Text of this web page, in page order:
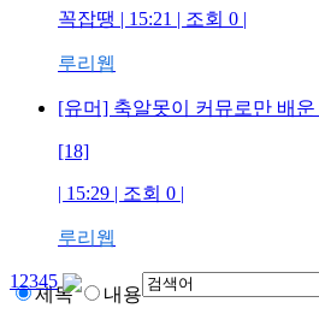
꼭잡땡 | 15:21 | 조회 0 |
루리웹
[유머] 축알못이 커뮤로만 배
[18]
| 15:29 | 조회 0 |
루리웹
12345
제목 내용